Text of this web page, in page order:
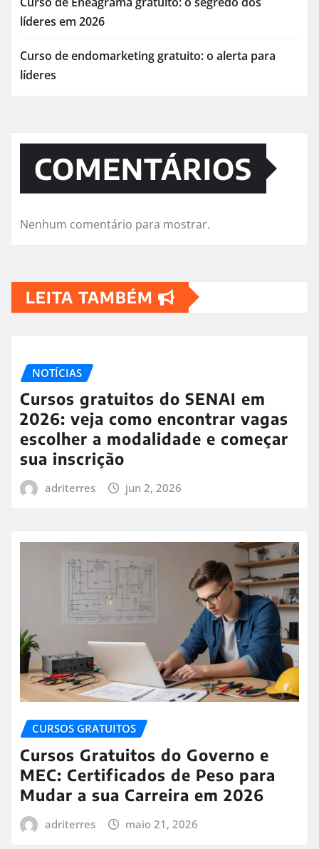
líderes em 2026
Curso de endomarketing gratuito: o alerta para
líderes
COMENTÁRIOS
Nenhum comentário para mostrar.
LEITA TAMBÉM
NOTÍCIAS
Cursos gratuitos do SENAI em
2026: veja como encontrar vagas
escolher a modalidade e começar
sua inscrição
adriterres jun 2, 2026
CURSOS GRATUITOS
Cursos Gratuitos do Governo e
MEC: Certificados de Peso para
Mudar a sua Carreira em 2026
adriterres maio 21, 2026